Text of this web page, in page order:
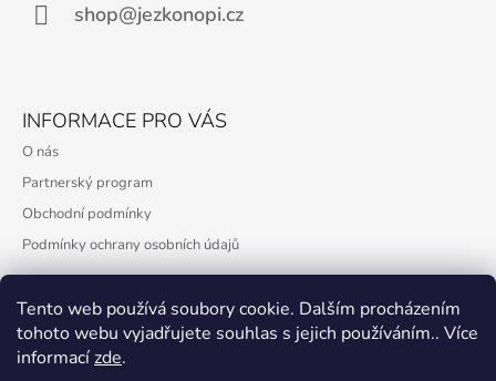
Tento web používá soubory cookie. Dalším procházením
tohoto webu vyjadřujete souhlas s jejich používáním.. Více
informacízde.
shop@jezkonopi.cz
INFORMACE PRO VÁS
O nás
Partnerský program
Obchodní podmínky
Podmínky ochrany osobních údajů
PŘIJÍMÁME ONLINE PLATBY